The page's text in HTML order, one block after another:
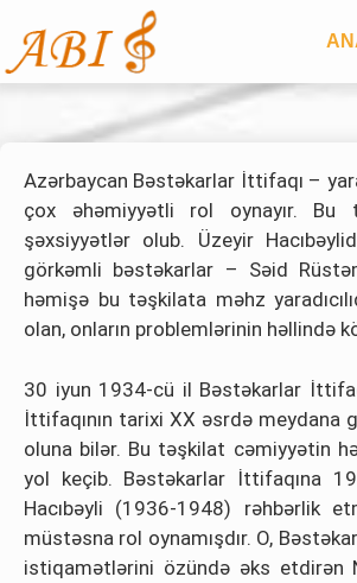
Azərbaycan Bəstəkarlar İttifaqı –
çox əhəmiyyətli rol oynayır. Bu
şəxsiyyətlər olub. Üzeyir
görkəmli bəstəkarlar – Səid
həmişə bu təşkilata məhz
olan, onların problemlərinin həllində
30 iyun 1934-cü il Bəstəkarlar
İttifaqının tarixi XX əsrdə
oluna bilər. Bu təşkilat cəmiyyətin
yol keçib. Bəstəkarlar İttifaqına
Hacıbəyli (1936-1948) rəhbərlik
müstəsna rol oynamışdır. O,
istiqamətlərini özündə əks